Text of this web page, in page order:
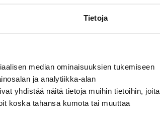
Tietoja
median ominaisuuksien tukemiseen
ja analytiikka-alan
yhdistää näitä tietoja muihin tietoihin, joita
koska tahansa kumota tai muuttaa
Joonas